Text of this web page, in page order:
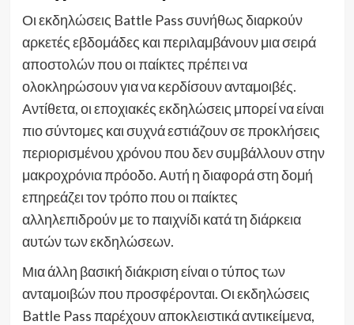
Οι εκδηλώσεις Battle Pass συνήθως διαρκούν
αρκετές εβδομάδες και περιλαμβάνουν μια σειρά
αποστολών που οι παίκτες πρέπει να
ολοκληρώσουν για να κερδίσουν ανταμοιβές.
Αντίθετα, οι εποχιακές εκδηλώσεις μπορεί να είναι
πιο σύντομες και συχνά εστιάζουν σε προκλήσεις
περιορισμένου χρόνου που δεν συμβάλλουν στην
μακροχρόνια πρόοδο. Αυτή η διαφορά στη δομή
επηρεάζει τον τρόπο που οι παίκτες
αλληλεπιδρούν με το παιχνίδι κατά τη διάρκεια
αυτών των εκδηλώσεων.
Μια άλλη βασική διάκριση είναι ο τύπος των
ανταμοιβών που προσφέρονται. Οι εκδηλώσεις
Battle Pass παρέχουν αποκλειστικά αντικείμενα,